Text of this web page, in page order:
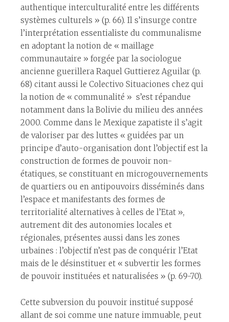
authentique interculturalité entre les différents
systèmes culturels » (p. 66). Il s’insurge contre
l’interprétation essentialiste du communalisme
en adoptant la notion de « maillage
communautaire » forgée par la sociologue
ancienne guerillera Raquel Guttierez Aguilar (p.
68) citant aussi le Colectivo Situaciones chez qui
la notion de « communalité » s’est répandue
notamment dans la Bolivie du milieu des années
2000. Comme dans le Mexique zapatiste il s’agit
de valoriser par des luttes « guidées par un
principe d’auto-organisation dont l’objectif est la
construction de formes de pouvoir non-
étatiques, se constituant en microgouvernements
de quartiers ou en antipouvoirs disséminés dans
l’espace et manifestants des formes de
territorialité alternatives à celles de l’Etat »,
autrement dit des autonomies locales et
régionales, présentes aussi dans les zones
urbaines : l’objectif n’est pas de conquérir l’Etat
mais de le désinstituer et « subvertir les formes
de pouvoir instituées et naturalisées » (p. 69-70).
Cette subversion du pouvoir institué supposé
allant de soi comme une nature immuable, peut